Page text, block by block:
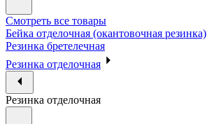
Смотреть все товары
Бейка отделочная (окантовочная резинка)
Резинка бретелечная
Резинка отделочная
Резинка отделочная